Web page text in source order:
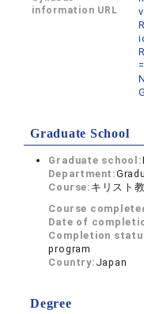
information URL
Graduate School
Graduate school:
Department:
Course: キリスト
Course
Date of
Completion
program
Country: Japan
Degree